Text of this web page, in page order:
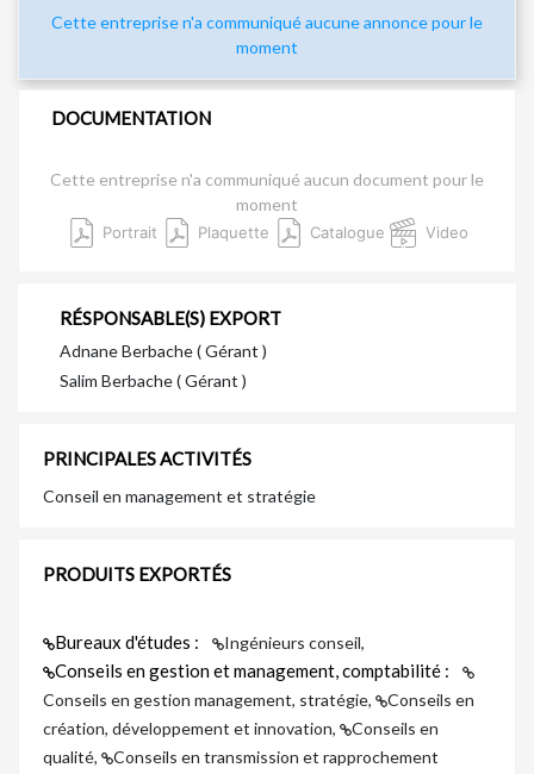
Cette entreprise n'a communiqué aucune annonce pour le
moment
DOCUMENTATION
Cette entreprise n'a communiqué aucun document pour le
moment
Portrait Plaquette Catalogue Video
RÉSPONSABLE(S) EXPORT
Adnane Berbache ( Gérant )
Salim Berbache ( Gérant )
PRINCIPALES ACTIVITÉS
Conseil en management et stratégie
PRODUITS EXPORTÉS
Bureaux d'études : Ingénieurs conseil,
Conseils en gestion et management, comptabilité :
Conseils en gestion management, stratégie,
Conseils en
création, développement et innovation,
Conseils en
qualité,
Conseils en transmission et rapprochement